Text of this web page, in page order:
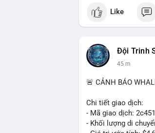
📰 Nguồn:
Like
Đội Trinh
1 h
🚨 CẢNH BÁO
Chi tiết giao dịch:
- Mã giao dịch:
- Khối lượng di